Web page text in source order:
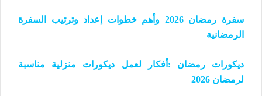
سفرة رمضان 2026 وأهم خطوات إعداد وترتيب السفرة
الرمضانية
ديكورات رمضان :أفكار لعمل ديكورات منزلية مناسبة
لرمضان 2026